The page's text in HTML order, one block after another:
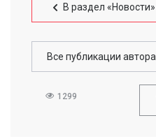
В раздел «Новости»
Все публикации автора
1299